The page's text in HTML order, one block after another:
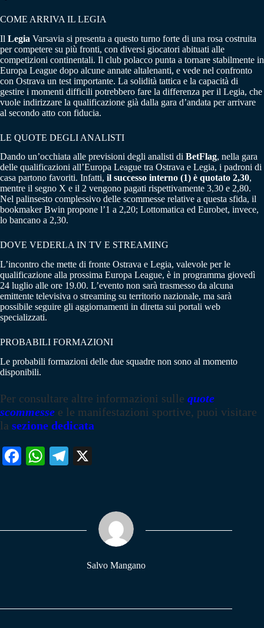
COME ARRIVA IL LEGIA
Il Legia Varsavia si presenta a questo turno forte di una rosa costruita
per competere su più fronti, con diversi giocatori abituati alle
competizioni continentali. Il club polacco punta a tornare stabilmente in
Europa League dopo alcune annate altalenanti, e vede nel confronto
con Ostrava un test importante. La solidità tattica e la capacità di
gestire i momenti difficili potrebbero fare la differenza per il Legia, che
vuole indirizzare la qualificazione già dalla gara d’andata per arrivare
al secondo atto con fiducia.
LE QUOTE DEGLI ANALISTI
Dando un’occhiata alle previsioni degli analisti di BetFlag, nella gara
delle qualificazioni all’Europa League tra Ostrava e Legia, i padroni di
casa partono favoriti. Infatti, il successo interno (1) è quotato 2,30,
mentre il segno X e il 2 vengono pagati rispettivamente 3,30 e 2,80.
Nel palinsesto complessivo delle scommesse relative a questa sfida, il
bookmaker Bwin propone l’1 a 2,20; Lottomatica ed Eurobet, invece,
lo bancano a 2,30.
DOVE VEDERLA IN TV E STREAMING
L’incontro che mette di fronte Ostrava e Legia, valevole per le
qualificazione alla prossima Europa League, è in programma giovedì
24 luglio alle ore 19.00. L’evento non sarà trasmesso da alcuna
emittente televisiva o streaming su territorio nazionale, ma sarà
possibile seguire gli aggiornamenti in diretta sui portali web
specializzati.
PROBABILI FORMAZIONI
Le probabili formazioni delle due squadre non sono al momento
disponibili.
Per consultare altre informazioni sulle quote
scommesse e le manifestazioni sportive, puoi visitare
la sezione dedicata
Fa W
pp
Te
m
Salvo Mangano